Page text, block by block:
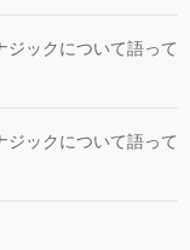
ジックについて語って
ジックについて語って